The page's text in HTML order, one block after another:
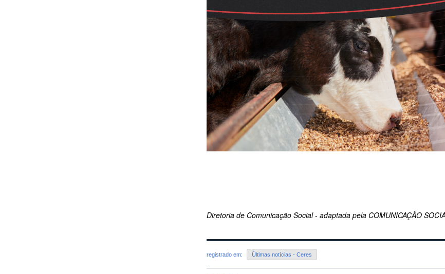
Diretoria de Comunicação Social - adaptada pela COMUNICAÇÃO
registrado em: Últimas notícias - Ceres